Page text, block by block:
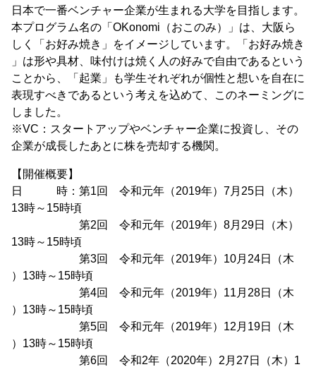
日本で一番ベンチャー企業が生まれる大学を目指します。
本プログラム名の「OKonomi（おこのみ）」は、大阪ら
しく「お好み焼き」をイメージしています。「お好み焼き
」は形や具材、味付けは焼く人の好みで自由であるという
ことから、「起業」も学生それぞれが個性と想いを自在に
表現すべきであるという考えを込めて、このネーミングに
しました。
※VC：スタートアップやベンチャー企業に投資し、その
企業が成長したあとに株を売却する機関。
【開催概要】
日 時：第1回 令和元年（2019年）7月25日（木）
13時～15時頃
第2回 令和元年（2019年）8月29日（木）
13時～15時頃
第3回 令和元年（2019年）10月24日（木
）13時～15時頃
第4回 令和元年（2019年）11月28日（木
）13時～15時頃
第5回 令和元年（2019年）12月19日（木
）13時～15時頃
第6回 令和2年（2020年）2月27日（木）1